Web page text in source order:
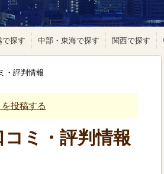
で探す 中部・東海で探す 関西で探す
・評判情報
投稿する
ミ・評判情報